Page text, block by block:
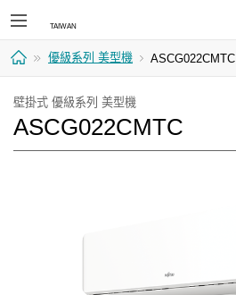
首
頁
優級系列 美型機 ASCG022CMTC
壁掛式 優級系列 美型機
ASCG022CMTC